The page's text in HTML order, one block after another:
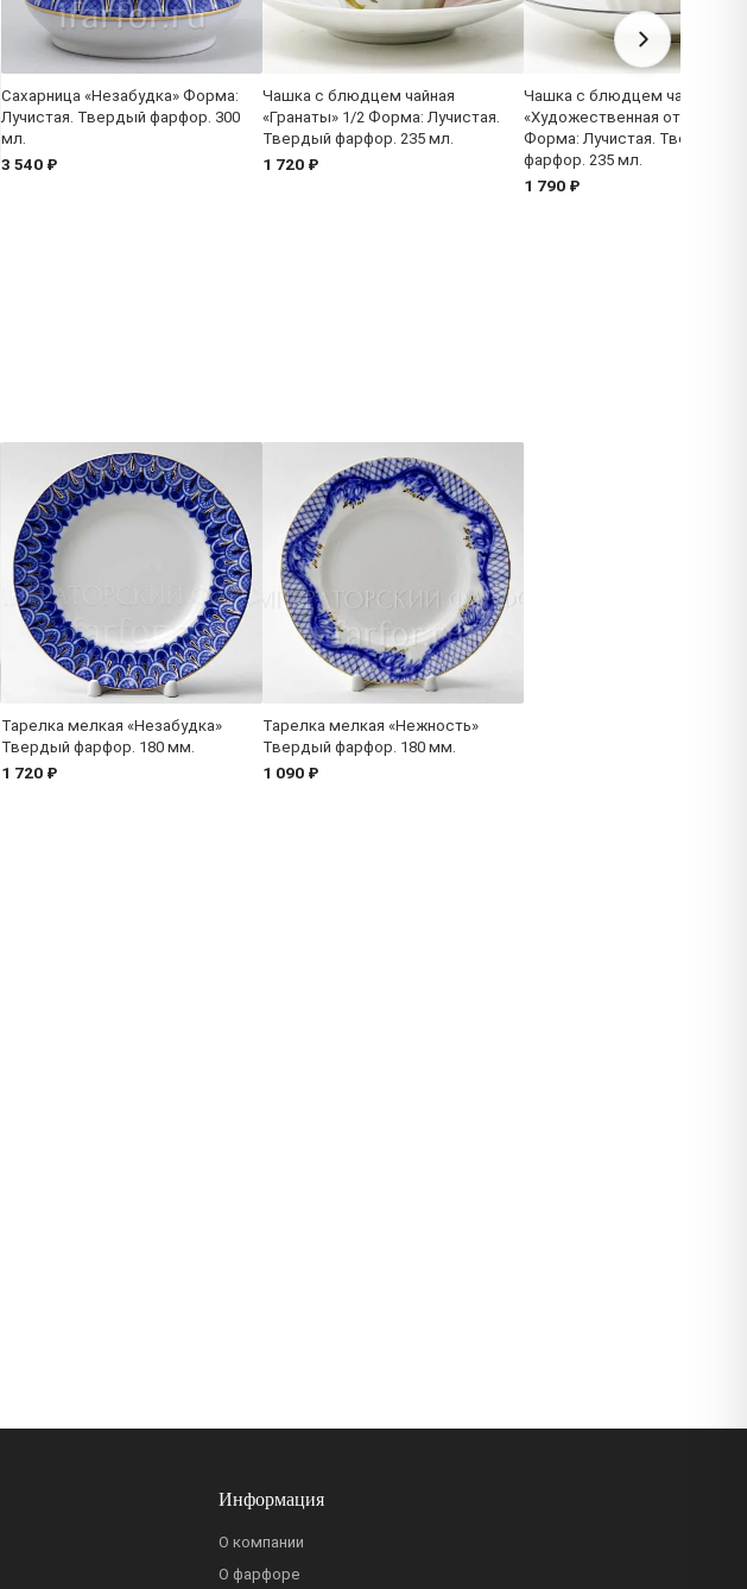
Сахарница «Незабудка» Форма:
Лучистая. Твердый фарфор. 300
мл.
3 540 ₽
Чашка с блюдцем чайная
«Гранаты» 1/2 Форма: Лучистая.
Твердый фарфор. 235 мл.
1 720 ₽
Чашка с блюдцем чайная
«Художественная отводка
Форма: Лучистая. Твердый
фарфор. 235 мл.
1 790 ₽
Тарелка мелкая «Незабудка»
Твердый фарфор. 180 мм.
1 720 ₽
Тарелка мелкая «Нежность»
Твердый фарфор. 180 мм.
1 090 ₽
Информация
О компании
О фарфоре